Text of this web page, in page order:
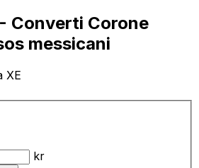
Converti Corone
messicani
XE
kr